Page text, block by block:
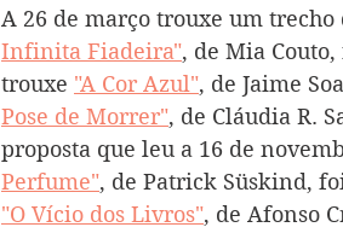
A 26 de março trouxe um trecho
Infinita Fiadeira", de Mia
trouxe "A Cor Azul", de Jaime
Pose de Morrer", de Cláudia R.
proposta que leu a 16 de
Perfume", de Patrick Süskind,
"O Vício dos Livros", de Afonso